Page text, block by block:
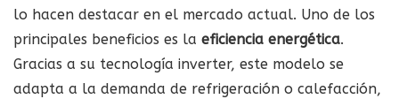
lo hacen destacar en el mercado actual. Uno de los
principales beneficios es la eficiencia energética.
Gracias a su tecnología inverter, este modelo se
adapta a la demanda de refrigeración o calefacción,